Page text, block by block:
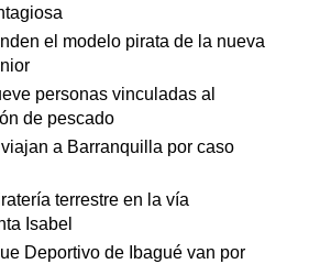
el modelo pirata de la nueva
personas vinculadas al
de pescado
a Barranquilla por caso
terrestre en la vía
Isabel
Deportivo de Ibagué van por